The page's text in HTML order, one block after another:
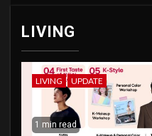
LIVING
LIVING UPDATE
1 min read